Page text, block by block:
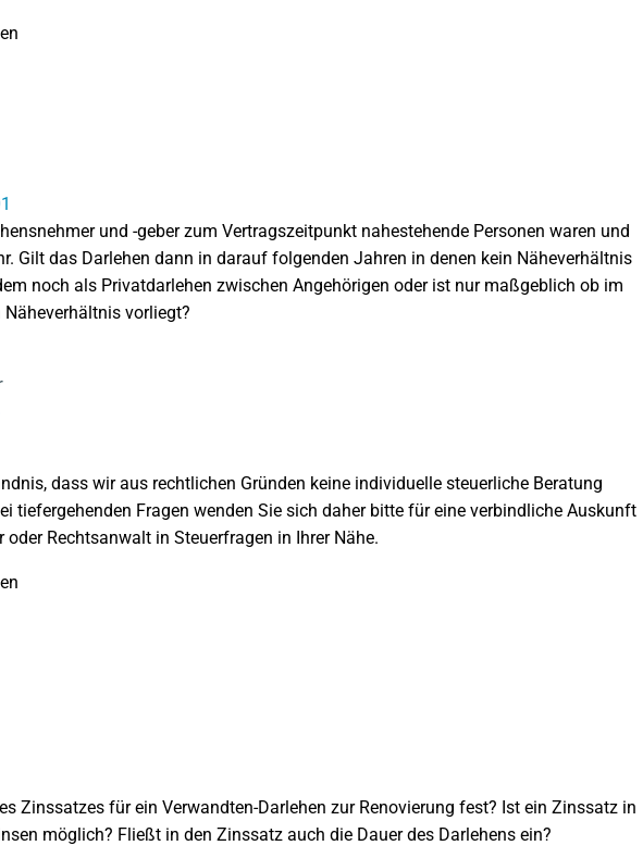
und -geber zum Vertragszeitpunkt nahestehende Personen waren und
Gilt das Darlehen dann in darauf folgenden Jahren in denen kein Näheverhältnis
noch als Privatdarlehen zwischen Angehörigen oder ist nur maßgeblich ob im
vorliegt?
dass wir aus rechtlichen Gründen keine individuelle steuerliche Beratung
tiefergehenden Fragen wenden Sie sich daher bitte für eine verbindliche Auskunft
oder Rechtsanwalt in Steuerfragen in Ihrer Nähe.
Zinssatzes für ein Verwandten-Darlehen zur Renovierung fest? Ist ein Zinssatz in
möglich? Fließt in den Zinssatz auch die Dauer des Darlehens ein?